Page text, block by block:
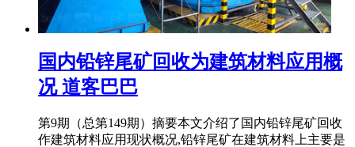
国内铅锌尾矿回收为建筑材料应用概
况 道客巴巴
第9期（总第149期）摘要本文介绍了国内铅锌尾矿回收
作建筑材料应用现状概况,铅锌尾矿在建筑材料上主要是